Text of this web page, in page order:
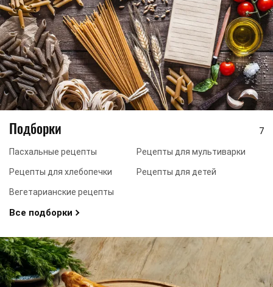
Подборки 7
Пасхальные рецепты Рецепты для мультиварки
Рецепты для хлебопечки Рецепты для детей
Вегетарианские рецепты
Все подборки